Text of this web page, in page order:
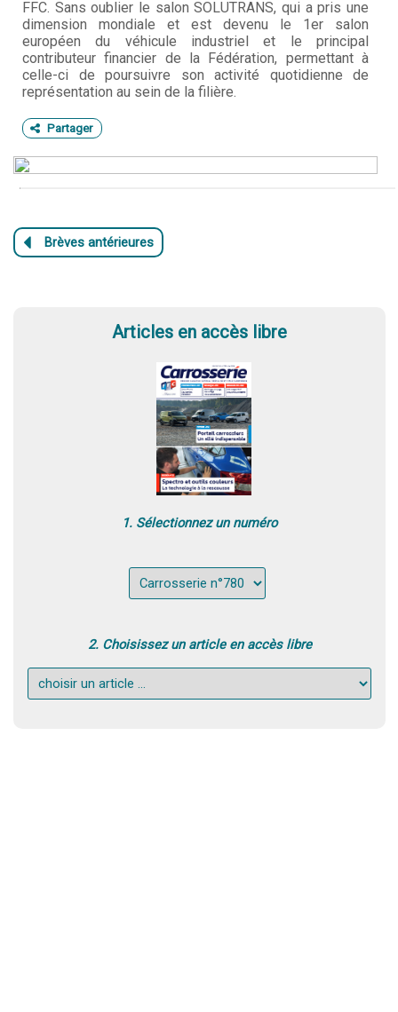
FFC. Sans oublier le salon SOLUTRANS, qui a pris une
dimension mondiale et est devenu le 1er salon
européen du véhicule industriel et le principal
contributeur financier de la Fédération, permettant à
celle-ci de poursuivre son activité quotidienne de
représentation au sein de la filière.
Partager
Articles en accès libre
1. Sélectionnez un numéro
2. Choisissez un article en accès libre